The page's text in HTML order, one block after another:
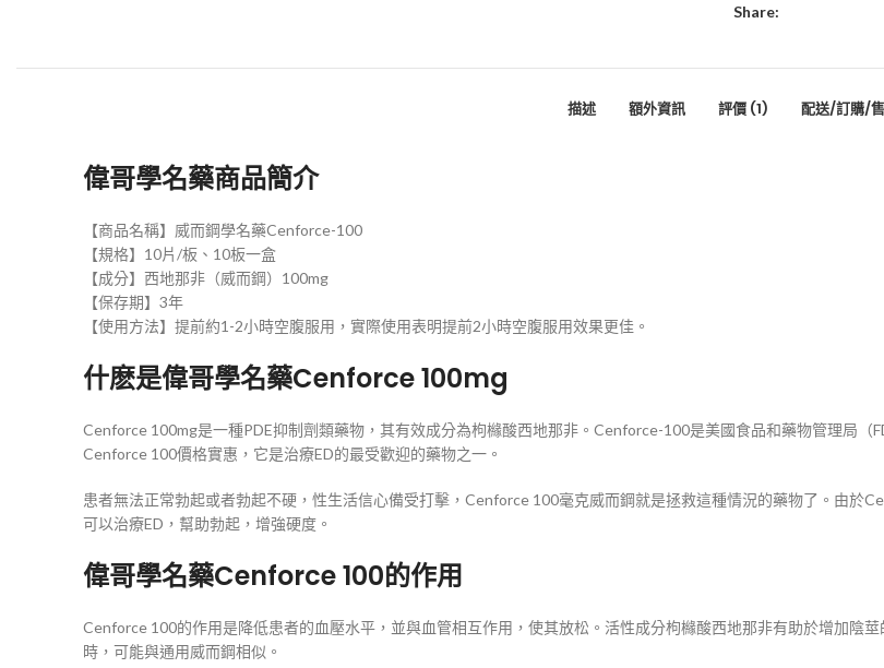
Share:
描述 額外資訊 評價 (1) 配送/訂購/
偉哥學名藥商品簡介
【商品名稱】威而鋼學名藥Cenforce-100
【規格】10片/板、10板一盒
【成分】西地那非（威而鋼）100mg
【保存期】3年
【使用方法】提前約1-2小時空腹服用，實際使用表明提前2小時空腹服用效果更佳。
什麽是偉哥學名藥Cenforce 100mg
Cenforce 100mg是一種PDE抑制劑類藥物，其有效成分為枸櫞酸西地那非。Cenforce-100是美國食品和藥物管理局
Cenforce 100價格實惠，它是治療ED的最受歡迎的藥物之一。
患者無法正常勃起或者勃起不硬，性生活信心備受打擊，Cenforce 100毫克威而鋼就是拯救這種情況的藥物了。由於
可以治療ED，幫助勃起，增強硬度。
偉哥學名藥Cenforce 100的作用
Cenforce 100的作用是降低患者的血壓水平，並與血管相互作用，使其放松。活性成分枸櫞酸西地那非有助於增加陰
時，可能與通用威而鋼相似。